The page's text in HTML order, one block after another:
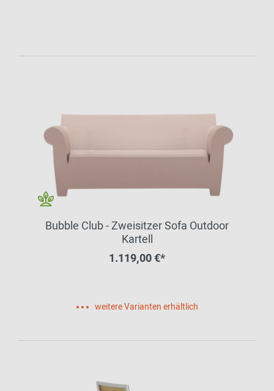
Bubble Club - Zweisitzer Sofa Outdoor
Kartell
1.119,00 €*
weitere Varianten erhältlich